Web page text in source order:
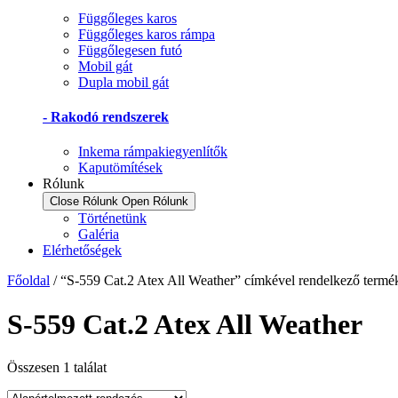
Függőleges karos
Függőleges karos rámpa
Függőlegesen futó
Mobil gát
Dupla mobil gát
- Rakodó rendszerek
Inkema rámpakiegyenlítők
Kaputömítések
Rólunk
Close Rólunk Open Rólunk
Történetünk
Galéria
Elérhetőségek
Főoldal / “S-559 Cat.2 Atex All Weather” címkével rendelkező
S-559 Cat.2 Atex All Weather
Összesen 1 találat